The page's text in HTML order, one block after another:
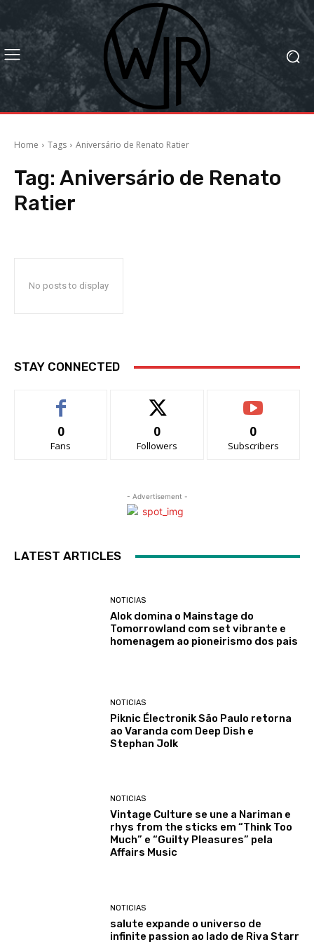
Home Tags Aniversário de Renato Ratier
Tag: Aniversário de Renato
Ratier
No posts to display
STAY CONNECTED
0
Fans
0
Followers
0
Subscribers
- Advertisement -
LATEST ARTICLES
NOTICIAS
Alok domina o Mainstage do
Tomorrowland com set vibrante e
homenagem ao pioneirismo dos pais
NOTICIAS
Piknic Électronik São Paulo retorna
ao Varanda com Deep Dish e
Stephan Jolk
NOTICIAS
Vintage Culture se une a Nariman e
rhys from the sticks em “Think Too
Much” e “Guilty Pleasures” pela
Affairs Music
NOTICIAS
salute expande o universo de
infinite passion ao lado de Riva Starr